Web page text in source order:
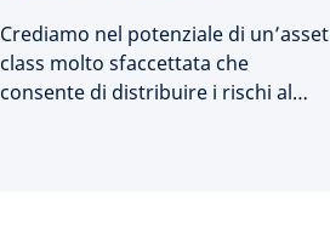
Crediamo nel potenziale di un’asset
class molto sfaccettata che
consente di distribuire i rischi al